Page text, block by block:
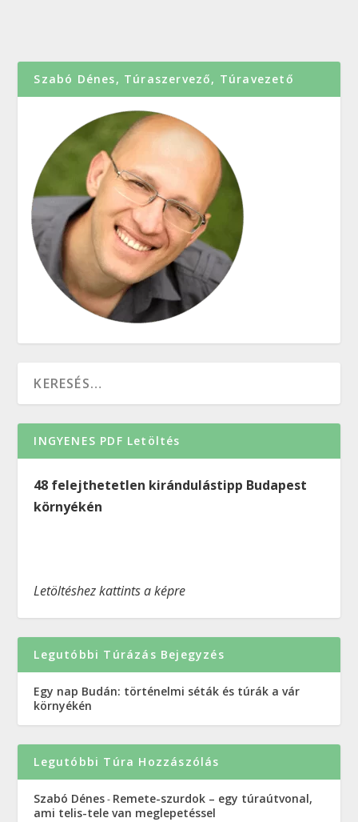
Szabó Dénes, Túraszervező, Túravezető
INGYENES PDF Letöltés
48 felejthetetlen kirándulástipp Budapest
környékén
Letöltéshez kattints a képre
Legutóbbi Túrázás Bejegyzés
Egy nap Budán: történelmi séták és túrák a vár
környékén
Legutóbbi Túra Hozzászólás
Szabó Dénes- Remete-szurdok – egy túraútvonal,
ami telis-tele van meglepetéssel